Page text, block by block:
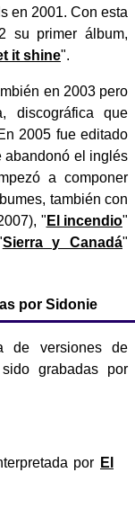
en 2001. Con esta
su primer álbum,
it shine".
en 2003 pero
discográfica que
2005 fue editado
abandonó el inglés
a componer
también con
" El incendio"
Sierra y Canadá"
por Sidonie
de versiones de
grabadas por
por El